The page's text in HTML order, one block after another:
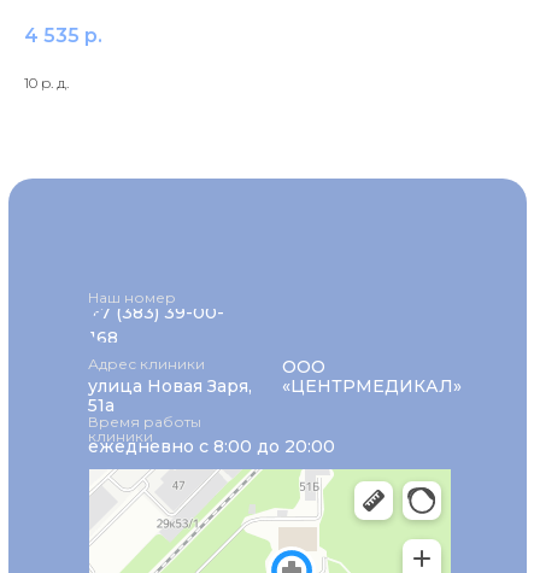
4 535 р.
10 р. д.
+7 (383) 39-00-
168
Наш номер
ежедневно с 8:00 до 20:00
Время работы
клиники
Адрес клиники
улица Новая Заря,
51а
ООО
«ЦЕНТРМЕДИКАЛ»